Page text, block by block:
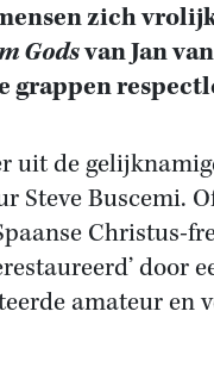
zich
Godsvan Jan
grappen
uit de
Steve Buscemi.
Christus-
door
amateur en